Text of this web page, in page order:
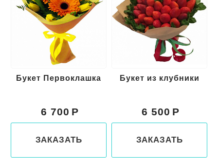
Букет Первоклашка
6 700
ЗАКАЗАТЬ
Букет из клубники
6 500
ЗАКАЗАТЬ